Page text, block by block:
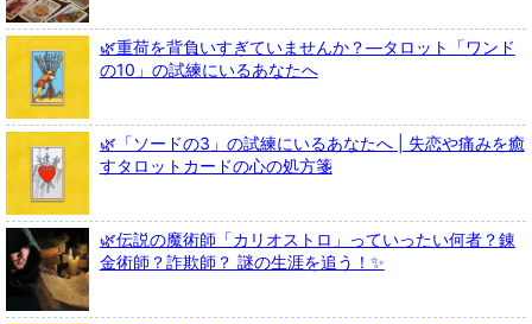
🌿重荷を背負いすぎていませんか？—タロット「ワンド
の10」の試練にいるあなたへ
🌿「ソードの3」の試練にいるあなたへ | 失恋や痛みを癒
すタロットカードの心の処方箋
🌿伝説の魔術師「カリオストロ」っていったい何者？錬
金術師？詐欺師？ 謎の生涯を追う！✨